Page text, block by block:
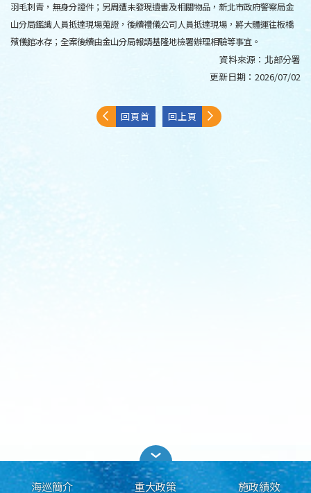
羽毛刺青，無身分證件；另周遭未發現遺書及相關物品，新北市政府警察局金
山分局鑑識人員抵達現場蒐證，後續禮儀公司人員抵達現場，將大體運往板橋
殯儀館冰存；全案後續由金山分局報請基隆地檢署辦理相驗等事宜。
資料來源： 北部分署
更新日期： 2026/07/02
回頁首 回上頁
海巡簡介 重大政策 施政績效